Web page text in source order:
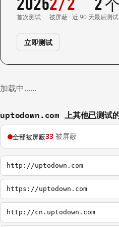
首次测试 被屏蔽 · 近 90 天最后测试
立即测试
加载中……
uptodown.com 上其他已测试
全部被屏蔽33 被屏蔽
http://uptodown.com
https://uptodown.com
http://cn.uptodown.com